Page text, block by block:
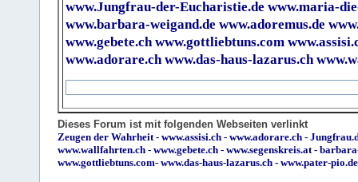
www.Jungfrau-der-Eucharistie.de www.maria-
www.barbara-weigand.de www.adoremus.de
www.gebete.ch www.gottliebtuns.com
www.adorare.ch www.das-haus-lazarus.ch
Dieses Forum ist mit folgenden Webseiten verlinkt
Zeugen der Wahrheit - www.assisi.ch - www.adorare.ch -
www.wallfahrten.ch - www.gebete.ch - www.segenskreis.at -
www.gottliebtuns.com- www.das-haus-lazarus.ch - www.pater-pio.de